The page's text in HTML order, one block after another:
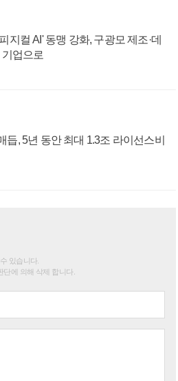
지컬 AI' 동맹 강화, 구광모 제조·데
업으로
, 5년 동안 최대 1.3조 라이선스비
있습니다.
에 의해 삭제 합니다.